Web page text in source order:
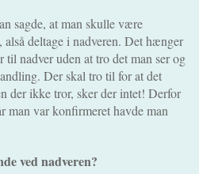
sagde, at man skulle være
deltage i nadveren. Det hænger
til nadver uden at tro det man ser og
Der skal tro til for at det
der ikke tror, sker der intet! Derfor
man var konfirmeret havde man
ved nadveren?